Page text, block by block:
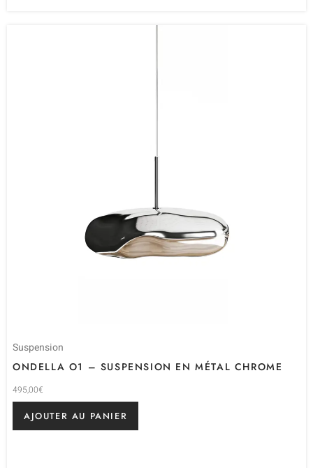
Suspension
ONDELLA O1 – SUSPENSION EN MÉTAL CHROME
495,00€
AJOUTER AU PANIER